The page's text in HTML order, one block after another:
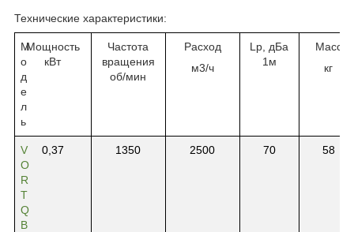
Технические характеристики:
М
о
д
е
л
ь
Мощность
кВт
Частота
вращения
об/мин
Расход
м3/ч
Lp, дБа
1 м
Масс
кг
V
O
R
T
Q
B
0,37 1350 2500 70 58